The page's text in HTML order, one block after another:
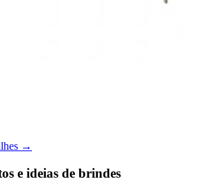
→
e ideias de brindes